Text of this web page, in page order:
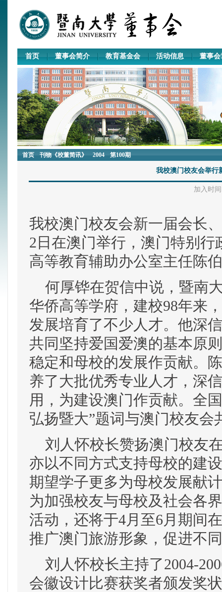
首页 董事会简介 教育基金会 活动信息 董事会
首页 刊物《校董简讯》 2004 第100期
我校澳门校友会举行
加入时间
我校澳门校友会新一届会长
2日在澳门举行，澳门特别
高等教育辅助办公室主任陈
何厚铧在贺信中说，暨南
华侨高等学府，建校98年来
发展培育了不少人才。他深
共同坚持爱国爱澳的基本原
稳定和母校的发展作贡献。
养了大批优秀专业人才，深
用，为建设澳门作贡献。全
弘扬暨大”题词与澳门校友会
刘人怀校长赞扬澳门校友
亦以不同方式支持母校的建
期望学子更多为母校发展献
为加强校友与母校及社会各
活动，还将于4月至6月期间
推广澳门旅游形象，促进不
刘人怀校长主持了2004-
会徽设计比赛获奖者颁发奖